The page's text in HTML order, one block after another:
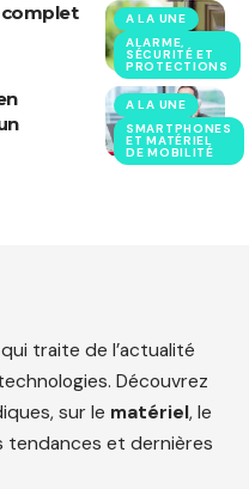
A LA UNE
ALARME,
SÉCURITÉ ET
PROTECTIONS
A LA UNE
SMARTPHONES
ET MATÉRIEL
DE MOBILITÉ
traite de l’actualité
Découvrez
sur le matériel, le
tendances et dernières